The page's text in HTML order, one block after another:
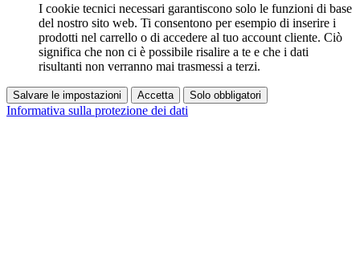
I cookie tecnici necessari garantiscono solo le funzioni di base
del nostro sito web. Ti consentono per esempio di inserire i
prodotti nel carrello o di accedere al tuo account cliente. Ciò
significa che non ci è possibile risalire a te e che i dati
risultanti non verranno mai trasmessi a terzi.
Salvare le impostazioni Accetta Solo obbligatori
Informativa sulla protezione dei dati